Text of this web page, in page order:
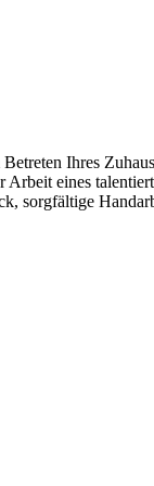
Ihres
eines
sorgfältige